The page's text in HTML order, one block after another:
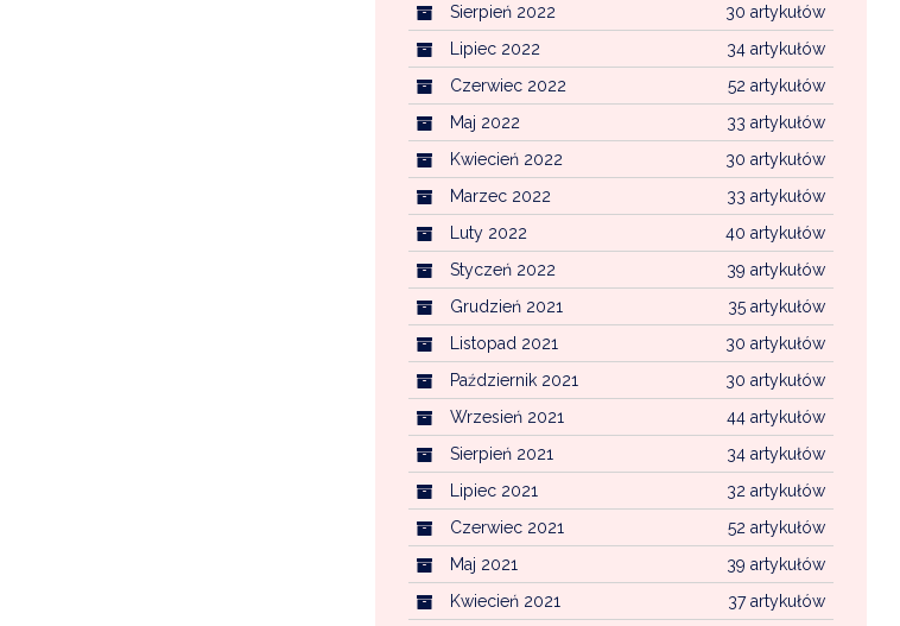
30 artykułów
Sierpień 2022
34 artykułów
Lipiec 2022
52 artykułów
Czerwiec 2022
33 artykułów
Maj 2022
30 artykułów
Kwiecień 2022
33 artykułów
Marzec 2022
40 artykułów
Luty 2022
39 artykułów
Styczeń 2022
35 artykułów
Grudzień 2021
30 artykułów
Listopad 2021
30 artykułów
Październik 2021
44 artykułów
Wrzesień 2021
34 artykułów
Sierpień 2021
32 artykułów
Lipiec 2021
52 artykułów
Czerwiec 2021
39 artykułów
Maj 2021
37 artykułów
Kwiecień 2021